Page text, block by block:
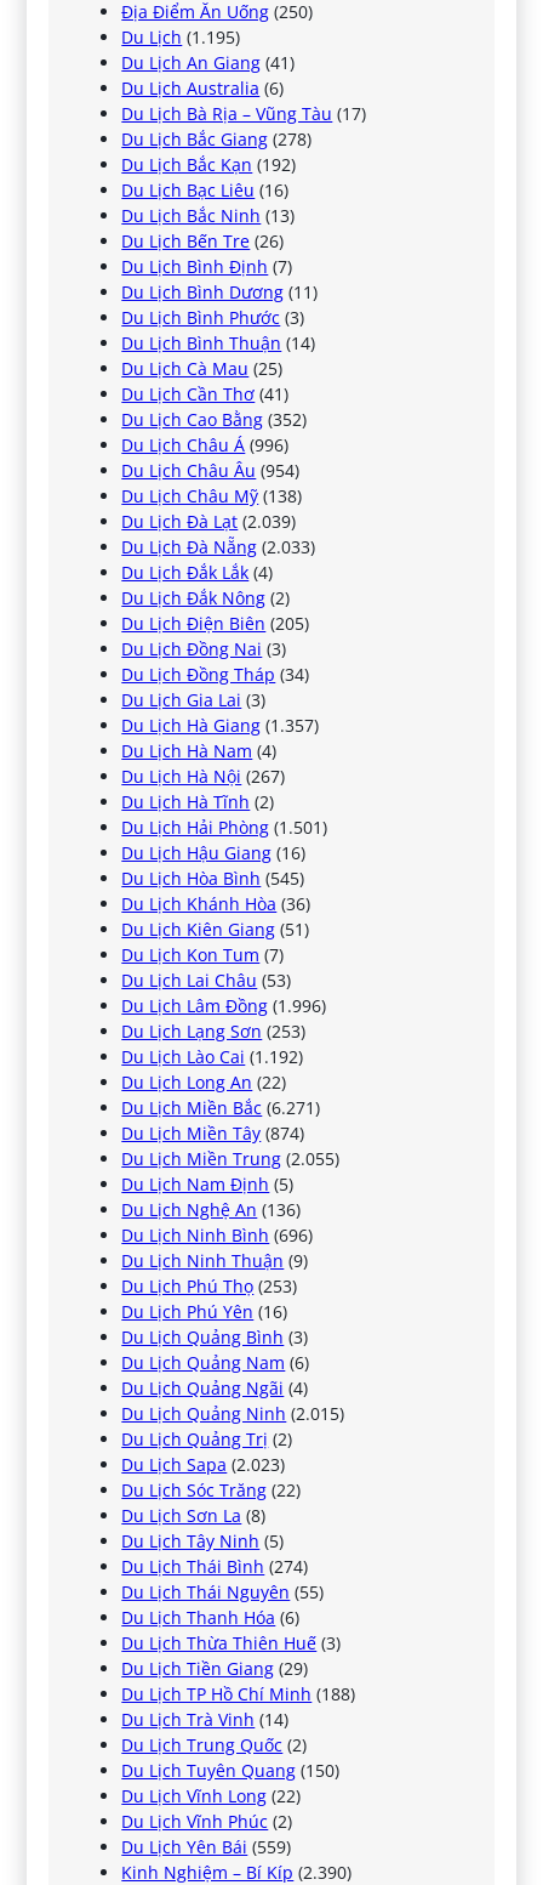
Địa Điểm Ăn Uống (250)
Du Lịch (1.195)
Du Lịch An Giang (41)
Du Lịch Australia (6)
Du Lịch Bà Rịa – Vũng Tàu (17)
Du Lịch Bắc Giang (278)
Du Lịch Bắc Kạn (192)
Du Lịch Bạc Liêu (16)
Du Lịch Bắc Ninh (13)
Du Lịch Bến Tre (26)
Du Lịch Bình Định (7)
Du Lịch Bình Dương (11)
Du Lịch Bình Phước (3)
Du Lịch Bình Thuận (14)
Du Lịch Cà Mau (25)
Du Lịch Cần Thơ (41)
Du Lịch Cao Bằng (352)
Du Lịch Châu Á (996)
Du Lịch Châu Âu (954)
Du Lịch Châu Mỹ (138)
Du Lịch Đà Lạt (2.039)
Du Lịch Đà Nẵng (2.033)
Du Lịch Đắk Lắk (4)
Du Lịch Đắk Nông (2)
Du Lịch Điện Biên (205)
Du Lịch Đồng Nai (3)
Du Lịch Đồng Tháp (34)
Du Lịch Gia Lai (3)
Du Lịch Hà Giang (1.357)
Du Lịch Hà Nam (4)
Du Lịch Hà Nội (267)
Du Lịch Hà Tĩnh (2)
Du Lịch Hải Phòng (1.501)
Du Lịch Hậu Giang (16)
Du Lịch Hòa Bình (545)
Du Lịch Khánh Hòa (36)
Du Lịch Kiên Giang (51)
Du Lịch Kon Tum (7)
Du Lịch Lai Châu (53)
Du Lịch Lâm Đồng (1.996)
Du Lịch Lạng Sơn (253)
Du Lịch Lào Cai (1.192)
Du Lịch Long An (22)
Du Lịch Miền Bắc (6.271)
Du Lịch Miền Tây (874)
Du Lịch Miền Trung (2.055)
Du Lịch Nam Định (5)
Du Lịch Nghệ An (136)
Du Lịch Ninh Bình (696)
Du Lịch Ninh Thuận (9)
Du Lịch Phú Thọ (253)
Du Lịch Phú Yên (16)
Du Lịch Quảng Bình (3)
Du Lịch Quảng Nam (6)
Du Lịch Quảng Ngãi (4)
Du Lịch Quảng Ninh (2.015)
Du Lịch Quảng Trị (2)
Du Lịch Sapa (2.023)
Du Lịch Sóc Trăng (22)
Du Lịch Sơn La (8)
Du Lịch Tây Ninh (5)
Du Lịch Thái Bình (274)
Du Lịch Thái Nguyên (55)
Du Lịch Thanh Hóa (6)
Du Lịch Thừa Thiên Huế (3)
Du Lịch Tiền Giang (29)
Du Lịch TP Hồ Chí Minh (188)
Du Lịch Trà Vinh (14)
Du Lịch Trung Quốc (2)
Du Lịch Tuyên Quang (150)
Du Lịch Vĩnh Long (22)
Du Lịch Vĩnh Phúc (2)
Du Lịch Yên Bái (559)
Kinh Nghiệm – Bí Kíp (2.390)